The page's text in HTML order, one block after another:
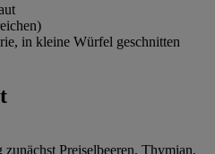
in kleine Würfel geschnitten
Preiselbeeren, Thymian,